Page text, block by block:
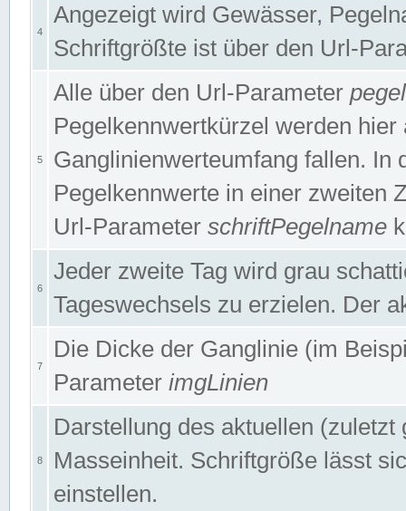
4
Angezeigt wird Gewässer,
Schriftgrößte ist über den Url-
5
Alle über den Url-Parameter
Pegelkennwertkürzel werden
Ganglinienwerteumfang fallen. In
Pegelkennwerte in einer zweiten
Url-Parameter schriftPegelname
6
Jeder zweite Tag wird grau
Tageswechsels zu erzielen. Der
7
Die Dicke der Ganglinie (im
Parameter imgLinien
8
Darstellung des aktuellen
Masseinheit. Schriftgröße lässt
einstellen.